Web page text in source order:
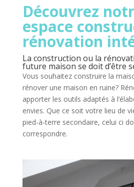
Découvrez
espace
rénovation
La construction ou la
future maison se doit d’être
Vous souhaitez construire la
rénover une maison en ruine?
apporter les outils adaptés à
envies. Que ce soit votre lieu de
pied-à-terre secondaire, celui ci
correspondre.